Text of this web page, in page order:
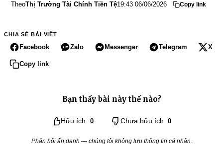
TheoThị Trường Tài Chính Tiền Tệ19:43 06/06/2026 Copy link
CHIA SẺ BÀI VIẾT
Facebook Zalo Messenger Telegram X
Copy link
Bạn thấy bài này thế nào?
Hữu ích 0 Chưa hữu ích 0
Phản hồi ẩn danh — chúng tôi không lưu thông tin cá nhân.